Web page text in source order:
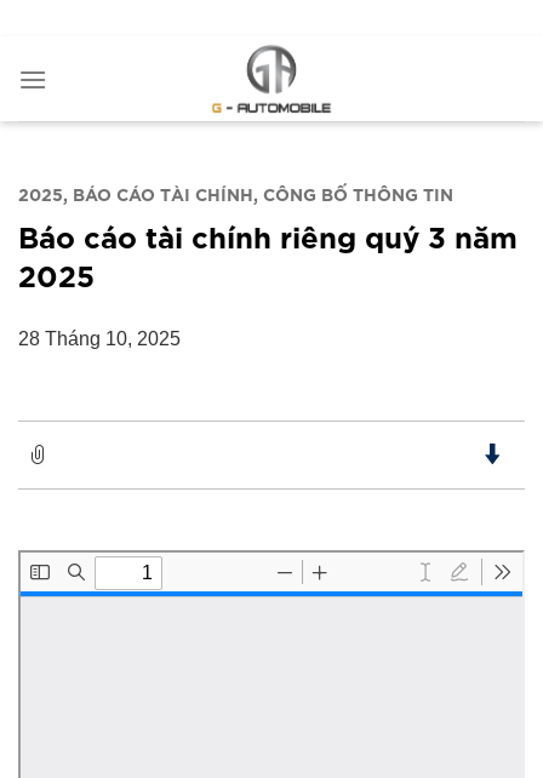
nội
2025 BÁO CÁO TÀI CHÍNH CÔNG BỐ THÔNG TIN
Báo cáo tài chính riêng quý 3 năm
2025
28 Tháng 10, 2025